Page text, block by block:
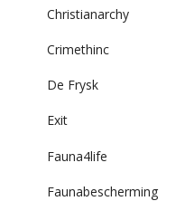
Christianarchy
Crimethinc
De Frysk
Exit
Fauna4life
Faunabescherming